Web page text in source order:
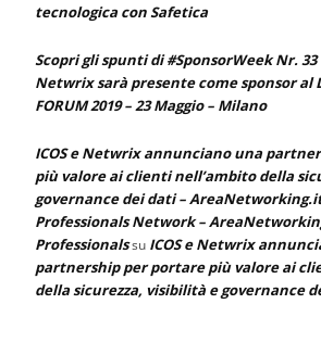
tecnologica con Safetica
Scopri gli spunti di #SponsorWeek Nr.
Netwrix sarà presente come sponsor al
FORUM 2019 – 23 Maggio – Milano
ICOS e Netwrix annunciano una
più valore ai clienti nell’ambito della
governance dei dati – AreaNetworking.it
Professionals Network –
Professionalssu ICOS e Netwrix
partnership per portare più valore ai
della sicurezza, visibilità e governance